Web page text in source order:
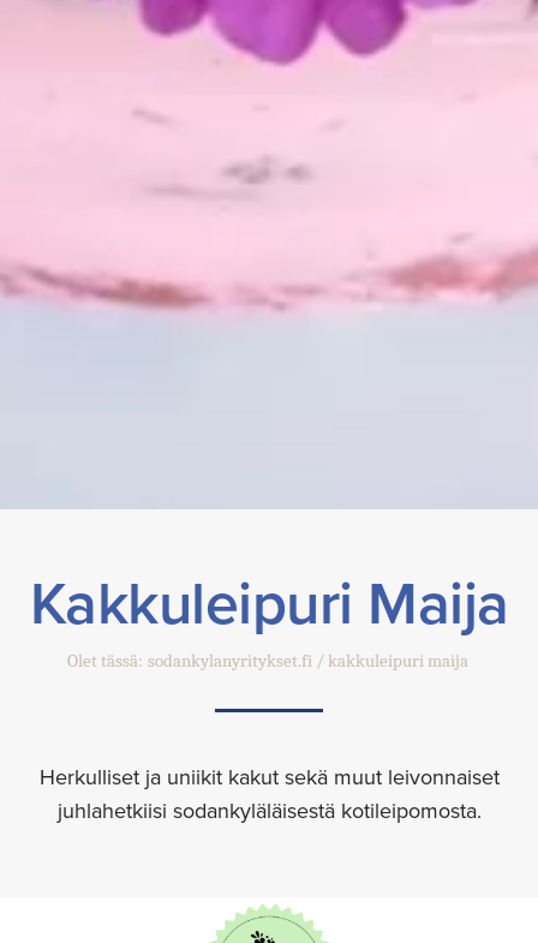
Kakkuleipuri Maija
Olet tässä: sodankylanyritykset.fi kakkuleipuri maija
Herkulliset ja uniikit kakut sekä muut leivonnaiset
juhlahetkiisi sodankyläläisestä kotileipomosta.